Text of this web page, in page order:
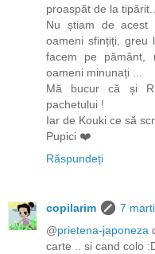
proaspăt de la
Nu știam de
oameni sfințiți, greu
facem pe pământ,
oameni minunați ...
Mă bucur că și
pachetului !
Iar de Kouki ce să
Pupici ❤️
Răspundeți
copilarim
7
@prietena-japoneza
carte .. si cand colo